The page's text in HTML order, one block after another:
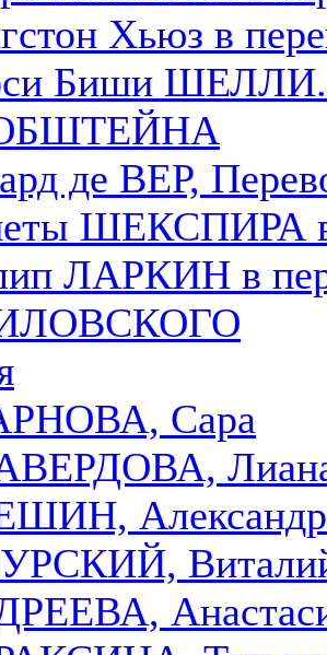
Хьюз в
Биши ШЕЛЛИ.
де ВЕР,
ШЕКСПИРА в
ЛАРКИН в
Сара
Александр